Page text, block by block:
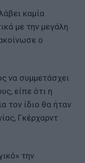
καμία
με την μεγάλη
ο
να συμμετάσχει
είπε ότι η
τον ίδιο θα ήταν
Γκέρχαρντ
την